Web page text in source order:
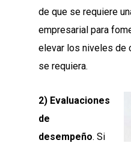
de que se requiere
empresarial para
elevar los niveles de
se requiera.
2) Evaluaciones
de
desempeño. Si